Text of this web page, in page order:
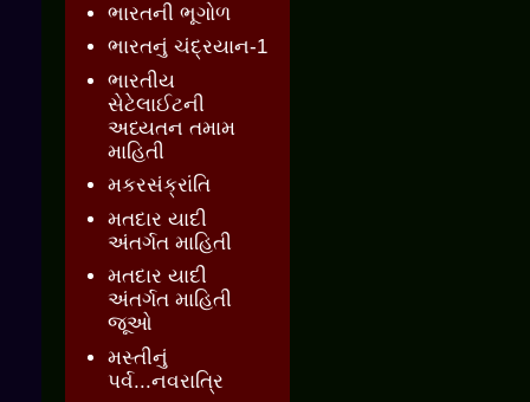
ભારતની ભૂગોળ
ભારતનું ચંદ્રયાન-1
ભારતીય
સેટેલાઈટની
અધ્યતન તમામ
માહિતી
મકરસંક્રાંતિ
મતદાર યાદી
અંતર્ગત માહિતી
મતદાર યાદી
અંતર્ગત માહિતી
જૂઓ
મસ્તીનું
પર્વ...નવરાત્રિ